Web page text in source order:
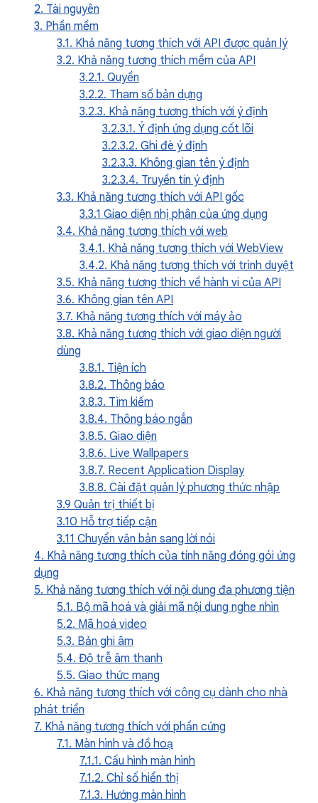
2. Tài nguyên
3. Phần mềm
3.1. Khả năng tương thích với API được quản lý
3.2. Khả năng tương thích mềm của API
3.2.1. Quyền
3.2.2. Tham số bản dựng
3.2.3. Khả năng tương thích với ý định
3.2.3.1. Ý định ứng dụng cốt lõi
3.2.3.2. Ghi đè ý định
3.2.3.3. Không gian tên ý định
3.2.3.4. Truyền tin ý định
3.3. Khả năng tương thích với API gốc
3.3.1 Giao diện nhị phân của ứng dụng
3.4. Khả năng tương thích với web
3.4.1. Khả năng tương thích với WebView
3.4.2. Khả năng tương thích với trình duyệt
3.5. Khả năng tương thích về hành vi của API
3.6. Không gian tên API
3.7. Khả năng tương thích với máy ảo
3.8. Khả năng tương thích với giao diện người
dùng
3.8.1. Tiện ích
3.8.2. Thông báo
3.8.3. Tìm kiếm
3.8.4. Thông báo ngắn
3.8.5. Giao diện
3.8.6. Live Wallpapers
3.8.7. Recent Application Display
3.8.8. Cài đặt quản lý phương thức nhập
3.9 Quản trị thiết bị
3.10 Hỗ trợ tiếp cận
3.11 Chuyển văn bản sang lời nói
4. Khả năng tương thích của tính năng đóng gói ứng
dụng
5. Khả năng tương thích với nội dung đa phương tiện
5.1. Bộ mã hoá và giải mã nội dung nghe nhìn
5.2. Mã hoá video
5.3. Bản ghi âm
5.4. Độ trễ âm thanh
5.5. Giao thức mạng
6. Khả năng tương thích với công cụ dành cho nhà
phát triển
7. Khả năng tương thích với phần cứng
7.1. Màn hình và đồ hoạ
7.1.1. Cấu hình màn hình
7.1.2. Chỉ số hiển thị
7.1.3. Hướng màn hình